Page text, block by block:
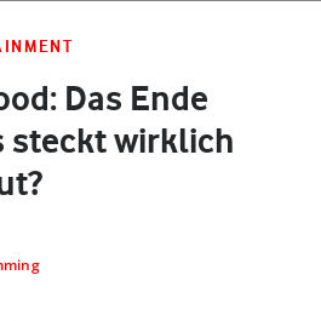
Das Ende
steckt wirklich